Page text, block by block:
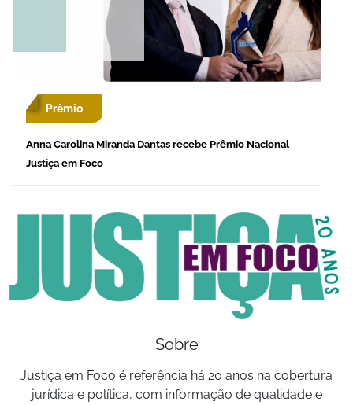
Prêmio
Anna Carolina Miranda Dantas recebe Prêmio Nacional
Justiça em Foco
Sobre
Justiça em Foco é referência há 20 anos na cobertura
jurídica e política, com informação de qualidade e